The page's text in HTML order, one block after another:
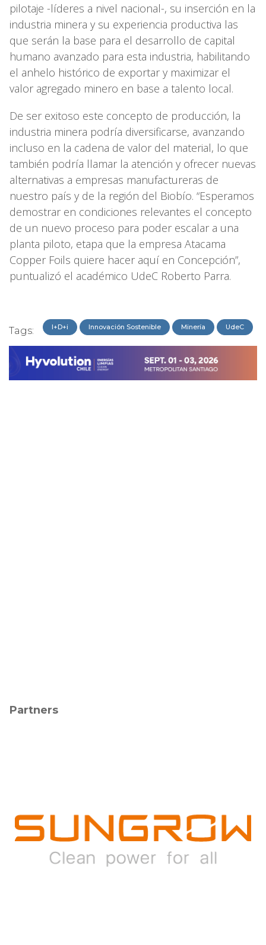
pilotaje -líderes a nivel nacional-, su inserción en la
industria minera y su experiencia productiva las
que serán la base para el desarrollo de capital
humano avanzado para esta industria, habilitando
el anhelo histórico de exportar y maximizar el
valor agregado minero en base a talento local.
De ser exitoso este concepto de producción, la
industria minera podría diversificarse, avanzando
incluso en la cadena de valor del material, lo que
también podría llamar la atención y ofrecer nuevas
alternativas a empresas manufactureras de
nuestro país y de la región del Biobío. “Esperamos
demostrar en condiciones relevantes el concepto
de un nuevo proceso para poder escalar a una
planta piloto, etapa que la empresa Atacama
Copper Foils quiere hacer aquí en Concepción”,
puntualizó el académico UdeC Roberto Parra.
Tags: I+D+i Innovación Sostenible Minería UdeC
Partners